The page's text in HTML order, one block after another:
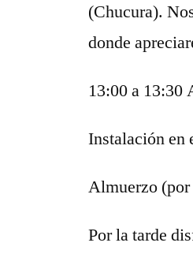
(Chucura).
donde
13:00 a 13:30
Instalación en
Almuerzo
Por la tarde